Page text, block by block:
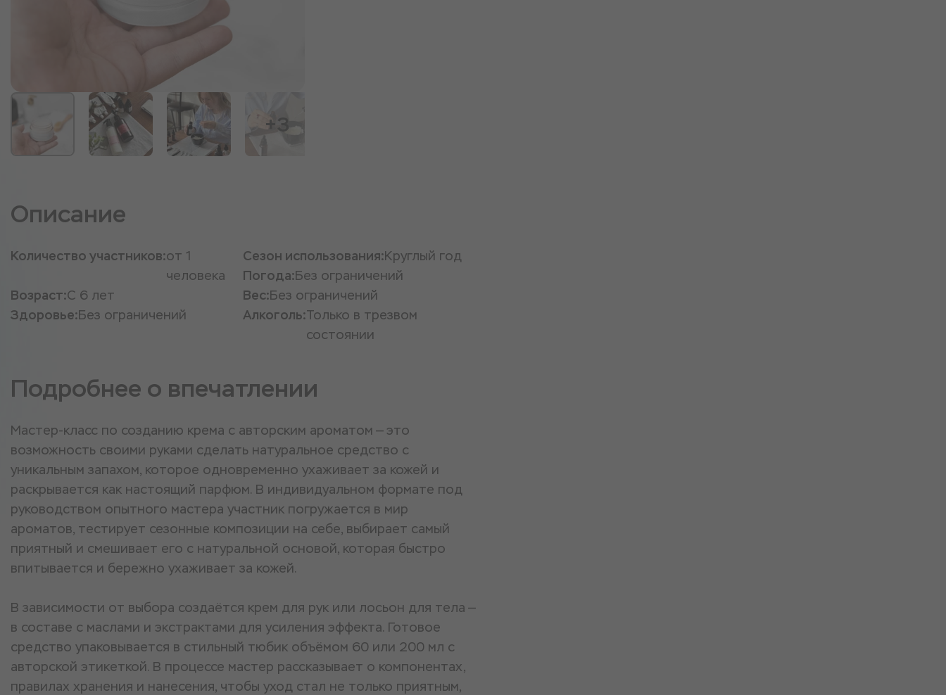
+3
Описание
Количество участников:от 1
человека
Возраст:С 6 лет
Здоровье:Без ограничений
Сезон использования:Круглый год
Погода:Без ограничений
Вес:Без ограничений
Алкоголь:Только в трезвом
состоянии
Подробнее о впечатлении
Мастер-класс по созданию крема с авторским ароматом — это
возможность своими руками сделать натуральное средство с
уникальным запахом, которое одновременно ухаживает за кожей и
раскрывается как настоящий парфюм. В индивидуальном формате под
руководством опытного мастера участник погружается в мир
ароматов, тестирует сезонные композиции на себе, выбирает самый
приятный и смешивает его с натуральной основой, которая быстро
впитывается и бережно ухаживает за кожей.
В зависимости от выбора создаётся крем для рук или лосьон для тела —
в составе с маслами и экстрактами для усиления эффекта. Готовое
средство упаковывается в стильный тюбик объёмом 60 или 200 мл с
авторской этикеткой. В процессе мастер рассказывает о компонентах,
правилах хранения и нанесения, чтобы уход стал не только приятным,